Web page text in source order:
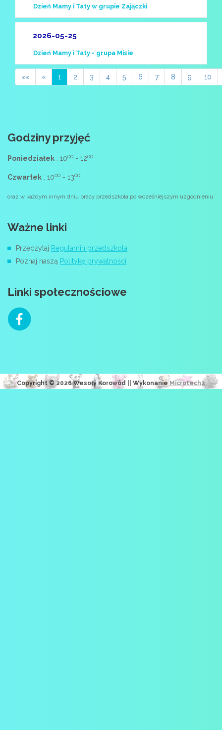
Dzień Mamy i Taty w grupie Zajączki
2026-05-25
Dzień Mamy i Taty - grupa Misie
«« « 1 2 3 4 5 6 7 8 9 10
Godziny przyjęć
Poniedziałek : 1000 - 1200
Czwartek : 1000 - 1300
oraz w każdym innym dniu pracy przedszkola po wcześniejszym uzgodnieniu.
Ważne linki
Przeczytaj Regulamin przedszkola
Poznaj naszą Politykę prywatności
Linki społecznościowe
Copyright © 2026 Wesoły Korowód || Wykonanie Microtech2